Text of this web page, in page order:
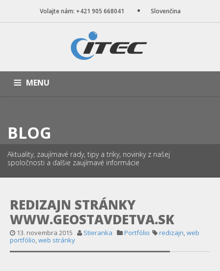
Volajte nám: +421 905 668041 Slovenčina
MENU
BLOG O NÁS
BLOG
Aktuality, zaujímavé rady, tipy a triky, novinky z našej
spoločnosti a ďalšie zaujímavé informácie
REDIZAJN STRÁNKY
WWW.GEOSTAVDETVA.SK
13. novembra 2015 Stieranka Portfólio redizajn,web
portfólio,web stránky